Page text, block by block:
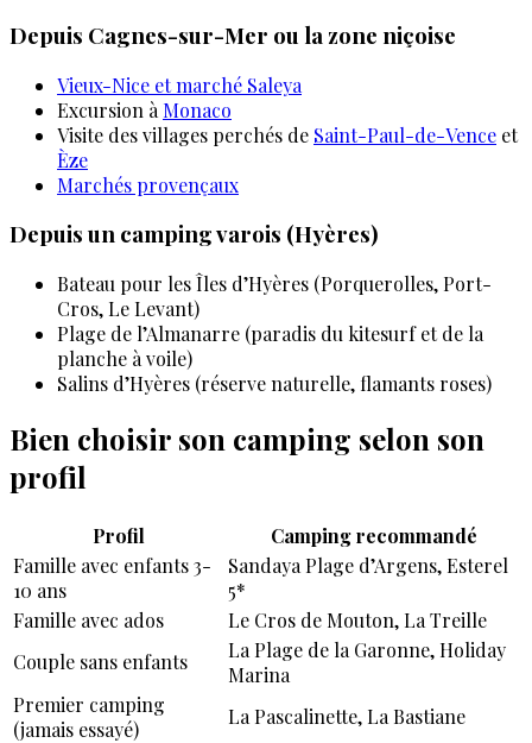
Depuis Cagnes-sur-Mer ou la zone niçoise
Vieux-Nice et marché Saleya
Excursion à Monaco
Visite des villages perchés de Saint-Paul-de-Vence et
Èze
Marchés provençaux
Depuis un camping varois (Hyères)
Bateau pour les Îles d’Hyères (Porquerolles, Port-
Cros, Le Levant)
Plage de l’Almanarre (paradis du kitesurf et de la
planche à voile)
Salins d’Hyères (réserve naturelle, flamants roses)
Bien choisir son camping selon son
profil
Profil
Camping recommandé
Famille avec enfants 3-
10 ans
Sandaya Plage d’Argens, Esterel
5*
Famille avec ados
Le Cros de Mouton, La Treille
Couple sans enfants
La Plage de la Garonne, Holiday
Marina
Premier camping
(jamais essayé)
La Pascalinette, La Bastiane